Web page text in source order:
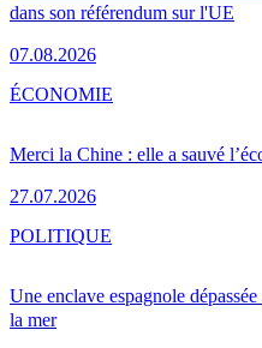
dans son référendum sur l'UE
07.08.2026
Merci la Chine : elle a sauvé
27.07.2026
ÉCONOMIE
Une enclave espagnole
la mer
POLITIQUE